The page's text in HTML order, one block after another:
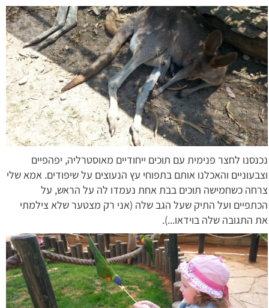
נכנסנו לחצר פנימית עם תוכים ייחודיים מאוסטרליה, יפהפיים
וצבעוניים והאכלנו אותם בתפוחי עץ הנעוצים על שיפודים. אמא שלי
צרחה כשחמישה תוכים בבת אחת נעמדו לה על הראש, על
הכתפיים ועל התיק שעל הגב שלה (אני רק מצטער שלא צילמתי
את התגובה שלה בוידאו...).